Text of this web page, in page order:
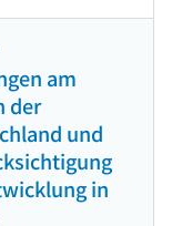
am
der
und
in